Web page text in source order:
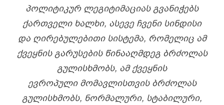
ᲞᲝᲚᲘᲢᲘᲙᲣᲠ ᲚᲔᲒᲘᲢᲘᲛᲐᲪᲘᲐᲡ ᲒᲕᲐᲜᲘᲭᲔᲑᲡ
ᲥᲐᲠᲗᲕᲔᲚᲘ ᲮᲐᲚᲮᲘ, ᲐᲡᲔᲕᲔ ᲩᲕᲔᲜᲘ ᲡᲘᲜᲓᲘᲡᲘ
ᲓᲐ ᲦᲘᲠᲔᲑᲣᲚᲔᲑᲘᲗᲘ ᲡᲘᲡᲢᲔᲛᲐ, ᲠᲝᲛᲔᲚᲘᲪ ᲐᲛ
ᲥᲕᲔᲧᲜᲘᲡ ᲒᲐᲠᲣᲡᲔᲑᲘᲡ ᲬᲘᲜᲐᲐᲦᲛᲓᲔᲒ ᲑᲠᲫᲝᲚᲐᲡ
ᲒᲣᲚᲘᲡᲮᲛᲝᲑᲡ, ᲐᲛ ᲥᲕᲔᲧᲜᲘᲡ
ᲔᲕᲠᲝᲞᲣᲚᲘ ᲛᲝᲛᲐᲕᲚᲘᲡᲗᲕᲘᲡ ᲑᲠᲫᲝᲚᲐᲡ
ᲒᲣᲚᲘᲡᲮᲛᲝᲑᲡ, ᲜᲝᲠᲛᲐᲚᲣᲠᲘ, ᲡᲢᲐᲑᲘᲚᲣᲠᲘ,